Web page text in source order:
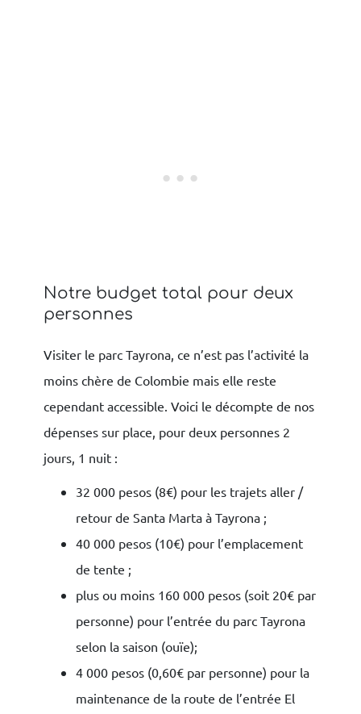
Notre budget total pour deux
personnes
Visiter le parc Tayrona, ce n’est pas l’activité la
moins chère de Colombie mais elle reste
cependant accessible. Voici le décompte de nos
dépenses sur place, pour deux personnes 2
jours, 1 nuit :
32 000 pesos (8€) pour les trajets aller /
retour de Santa Marta à Tayrona ;
40 000 pesos (10€) pour l’emplacement
de tente ;
plus ou moins 160 000 pesos (soit 20€ par
personne) pour l’entrée du parc Tayrona
selon la saison (ouïe);
4 000 pesos (0,60€ par personne) pour la
maintenance de la route de l’entrée El